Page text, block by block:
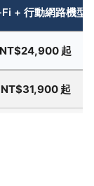
+ 行動網路機型
NT$24,900 起
NT$31,900 起